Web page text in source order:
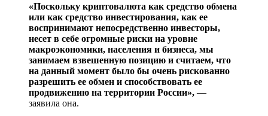
«Поскольку криптовалюта как средство обмена
или как средство инвестирования, как ее
воспринимают непосредственно инвесторы,
несет в себе огромные риски на уровне
макроэкономики, населения и бизнеса, мы
занимаем взвешенную позицию и считаем, что
на данный момент было бы очень рискованно
разрешить ее обмен и способствовать ее
продвижению на территории России», —
заявила она.